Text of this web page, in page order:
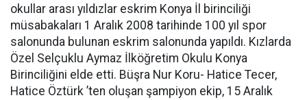
okullar arası yıldızlar eskrim Konya İl birinciliği
müsabakaları 1 Aralık 2008 tarihinde 100 yıl spor
salonunda bulunan eskrim salonunda yapıldı. Kızlarda
Özel Selçuklu Aymaz İlköğretim Okulu Konya
Birinciliğini elde etti. Büşra Nur Koru- Hatice Tecer,
Hatice Öztürk ’ten oluşan şampiyon ekip, 15 Aralık